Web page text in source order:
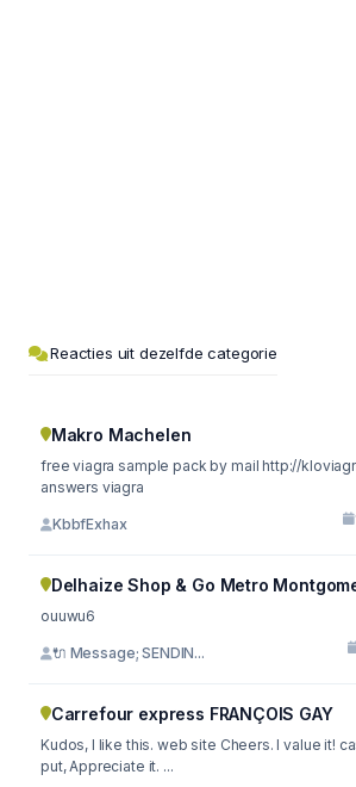
Reacties uit dezelfde categorie
Makro Machelen
free viagra sample pack by mail http://
answers viagra
KbbfExhax
Delhaize Shop & Go Metro
ouuwu6
🔌 Message; SENDIN...
Carrefour express FRANÇOIS GAY
Kudos, I like this. web site Cheers. I value it!
put, Appreciate it. ...